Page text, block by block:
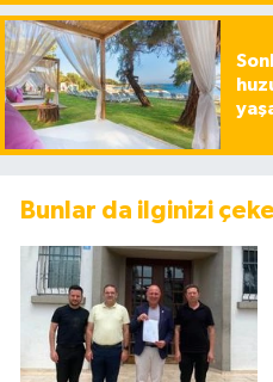
Bunlar da ilginizi